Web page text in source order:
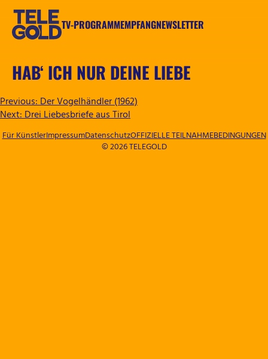
Zum
springen
TV-PROGRAMMEMPFANGNEWSLETTER
HAB‘ ICH NUR DEINE LIEBE
BEITRAGSNAVIGATION
Previous:Der Vogelhändler (1962)
Next:Drei Liebesbriefe aus Tirol
© 2026 TELEGOLD
Für KünstlerImpressumDatenschutzOFFIZIELLE TEILNAHMEBEDINGUNGEN